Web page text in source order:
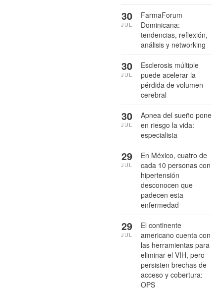
FarmaForum
Dominicana:
tendencias, reflexión,
análisis y networking
30
JUL
Esclerosis múltiple
puede acelerar la
pérdida de volumen
cerebral
30
JUL
Apnea del sueño pone
en riesgo la vida:
especialista
30
JUL
En México, cuatro de
cada 10 personas con
hipertensión
desconocen que
padecen esta
enfermedad
29
JUL
El continente
americano cuenta con
las herramientas para
eliminar el VIH, pero
persisten brechas de
acceso y cobertura:
OPS
29
JUL